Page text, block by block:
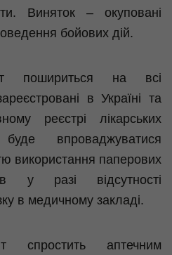
Виняток – окуповані
бойових дій.
пошириться на всі
в Україні та
реєстрі лікарських
впроваджуватися
використання паперових
у разі відсутності
в медичному закладі.
спростить аптечним